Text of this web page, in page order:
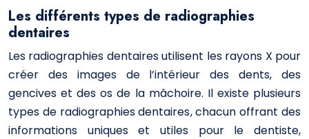
Les différents types de radiographies
dentaires
Les radiographies dentaires utilisent les rayons X pour
créer des images de l’intérieur des dents, des
gencives et des os de la mâchoire. Il existe plusieurs
types de radiographies dentaires, chacun offrant des
informations uniques et utiles pour le dentiste,